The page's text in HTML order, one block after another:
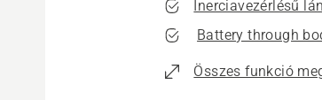
Inerciavezérlésű
Battery through
Összes funkció